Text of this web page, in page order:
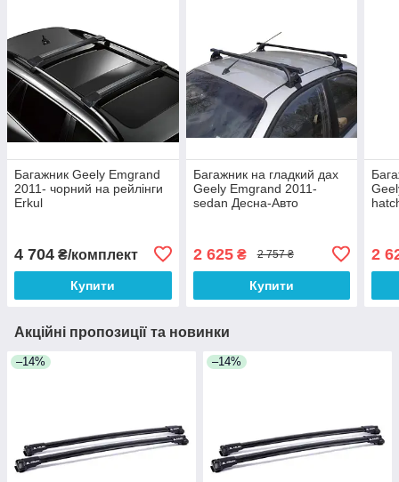
Багажник Geely Emgrand
2011- чорний на рейлінги
Erkul
4 704 ₴/комплект
Купити
Багажник на гладкий дах
Geely Emgrand 2011-
sedan Десна-Авто
2 625₴ 2 757 ₴
Купити
2
Акційні пропозиції та новинки
–14% –14%